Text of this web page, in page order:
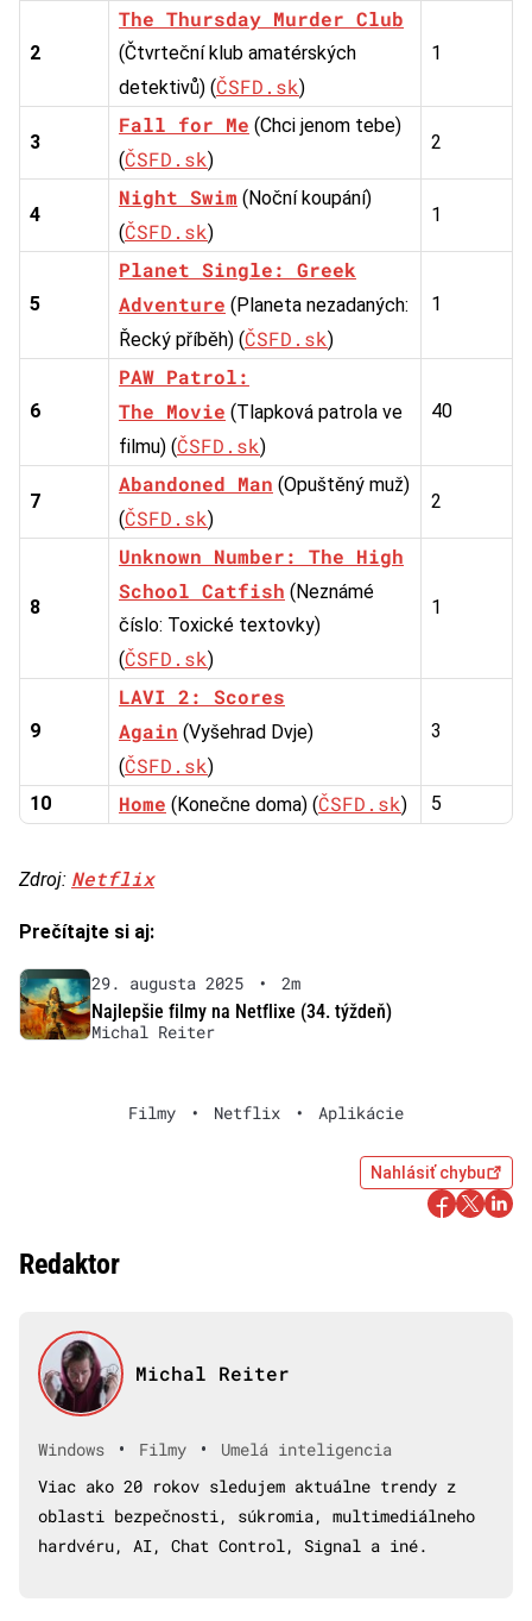
2
The Thursday Murder Club
(Čtvrteční klub amatérských
detektivů) (ČSFD.sk)
1
3
Fall for Me (Chci jenom tebe)
(ČSFD.sk)
2
4
Night Swim (Noční koupání)
(ČSFD.sk)
1
5
Planet Single: Greek
Adventure (Planeta nezadaných:
Řecký příběh) (ČSFD.sk)
1
6
PAW Patrol:
The Movie (Tlapková patrola ve
filmu) (ČSFD.sk)
40
7
Abandoned Man (Opuštěný muž)
(ČSFD.sk)
2
8
Unknown Number: The High
School Catfish (Neznámé
číslo: Toxické textovky)
(ČSFD.sk)
1
9
LAVI 2: Scores
Again (Vyšehrad Dvje)
(ČSFD.sk)
3
10 Home (Konečne doma) (ČSFD.sk) 5
Zdroj: Netflix
Prečítajte si aj:
29. augusta 2025 •
2m
Najlepšie filmy na Netflixe (34. týždeň)
Michal Reiter
Filmy • Netflix • Aplikácie
Nahlásiť chybu
Redaktor
Michal Reiter
Windows • Filmy •
Umelá inteligencia
Viac ako 20 rokov sledujem aktuálne trendy z
oblasti bezpečnosti, súkromia, multimediálneho
hardvéru, AI, Chat Control, Signal a iné.